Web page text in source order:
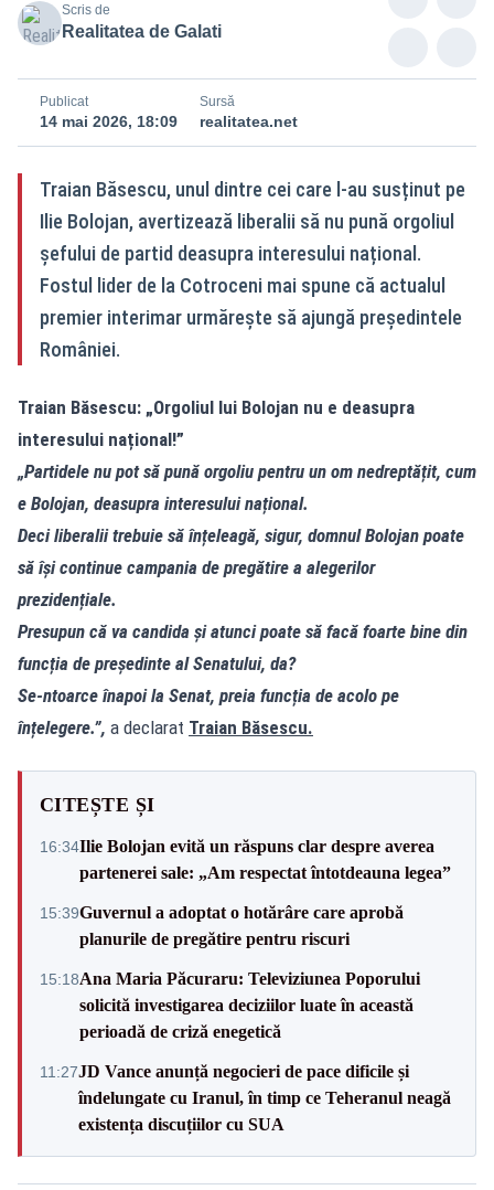
Scris de
Realitatea de Galati
Publicat
14 mai 2026, 18:09
Sursă
realitatea.net
Traian Băsescu, unul dintre cei care l-au susținut pe
Ilie Bolojan, avertizează liberalii să nu pună orgoliul
șefului de partid deasupra interesului național.
Fostul lider de la Cotroceni mai spune că actualul
premier interimar urmărește să ajungă președintele
României.
Traian Băsescu: „Orgoliul lui Bolojan nu e deasupra
interesului național!”
„Partidele nu pot să pună orgoliu pentru un om nedreptățit, cum
e Bolojan, deasupra interesului național.
Deci liberalii trebuie să înțeleagă, sigur, domnul Bolojan poate
să își continue campania de pregătire a alegerilor
prezidențiale.
Presupun că va candida și atunci poate să facă foarte bine din
funcția de președinte al Senatului, da?
Se-ntoarce înapoi la Senat, preia funcția de acolo pe
înțelegere.”, a declarat Traian Băsescu.
CITEȘTE ȘI
16:34Ilie Bolojan evită un răspuns clar despre averea
partenerei sale: „Am respectat întotdeauna legea”
15:39Guvernul a adoptat o hotărâre care aprobă
planurile de pregătire pentru riscuri
15:18Ana Maria Păcuraru: Televiziunea Poporului
solicită investigarea deciziilor luate în această
perioadă de criză enegetică
11:27JD Vance anunță negocieri de pace dificile și
îndelungate cu Iranul, în timp ce Teheranul neagă
existența discuțiilor cu SUA